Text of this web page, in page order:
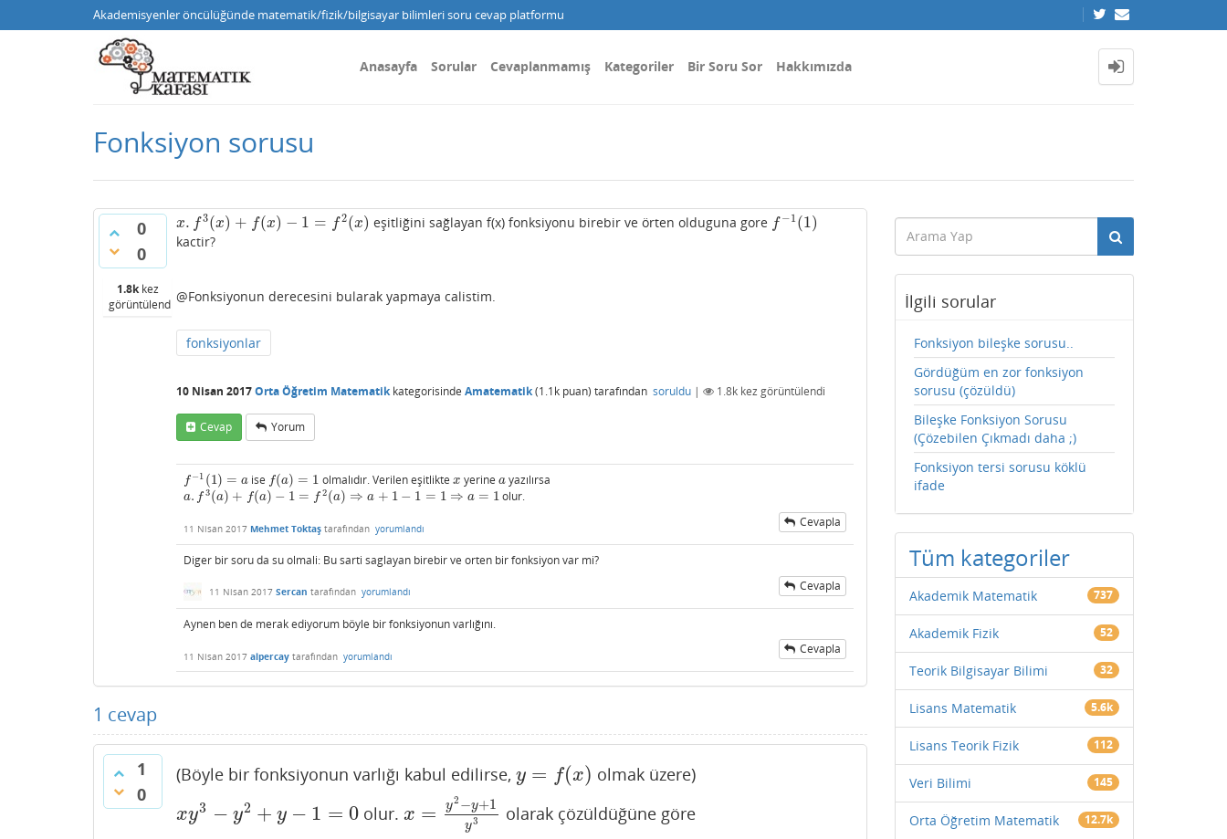
Akademisyenler öncülüğünde matematik/fizik/bilgisayar bilimleri soru cevap platformu
Anasayfa Sorular Cevaplanmamış Kategoriler Bir Soru Sor Hakkımızda
Fonksiyon sorusu
0
0
1.8kkez
görüntülendi
x. f3(x) + f(x) − 1 = f2(x)
x.f 3(x)+f(x )−1 =f2(x eşitliğini sağlayan f(x) fonksiyonu birebir ve örten olduguna gore f −1(1)
f−1(1)
kactir?
@Fonksiyonun derecesini bularak yapmaya calistim.
fonksiyonlar
10 Nisan 2017Orta Öğretim Matematikkategorisinde Amatematik(1.1k puan) tarafından soruldu | 1.8k kez görüntülendi
Cevap Yorum
f −1 (1) = a
f−1(1)=a ise f(a) = 1
f(a)=1 olmalıdır. Verilen eşitlikte x
x yerine a
ayazılırsa
a. f 3(a) + f(a) − 1 = f 2 (a) ⇒ a + 1 − 1 = 1 ⇒ a = 1
a.f 3(a)+f( a)− 1=f2( a)⇒a +1 −1=1⇒ a=1 olur.
11 Nisan 2017 Mehmet Toktaş tarafından yorumlandı Cevapla
Diger bir soru da su olmali: Bu sarti saglayan birebir ve orten bir fonksiyon var mi?
11 Nisan 2017 Sercan tarafından yorumlandı Cevapla
Aynen ben de merak ediyorum böyle bir fonksiyonun varlığını.
11 Nisan 2017 alpercay tarafından yorumlandı Cevapla
1 cevap
1
0
(Böyle bir fonksiyonun varlığı kabul edilirse, y = f(x)
y=f(x olmak üzere)
xy3 − y2 + y − 1 = 0
xy3− y2 +y− 1= 0 olur.x = y2 −y+1
y3
x= y2 −y+1y3 olarak çözüldüğüne göre
İlgili sorular
Fonksiyon bileşke sorusu..
Gördüğüm en zor fonksiyon
sorusu (çözüldü)
Bileşke Fonksiyon Sorusu
(Çözebilen Çıkmadı daha ;)
Fonksiyon tersi sorusu köklü
ifade
Tüm kategoriler
Akademik Matematik 737
Akademik Fizik 52
Teorik Bilgisayar Bilimi 32
Lisans Matematik 5.6k
Lisans Teorik Fizik 112
Veri Bilimi 145
Orta Öğretim Matematik 12.7k